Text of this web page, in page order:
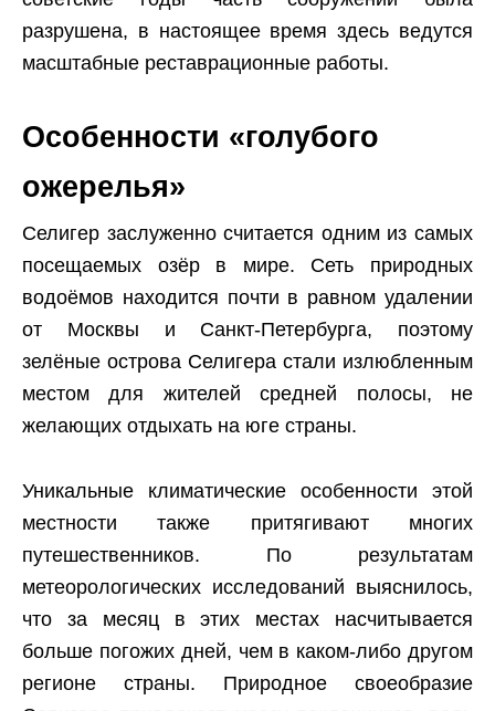
разрушена, в настоящее время здесь ведутся
масштабные реставрационные работы.
Особенности «голубого
ожерелья»
Селигер заслуженно считается одним из самых
посещаемых озёр в мире. Сеть природных
водоёмов находится почти в равном удалении
от Москвы и Санкт-Петербурга, поэтому
зелёные острова Селигера стали излюбленным
местом для жителей средней полосы, не
желающих отдыхать на юге страны.
Уникальные климатические особенности этой
местности также притягивают многих
путешественников. По результатам
метеорологических исследований выяснилось,
что за месяц в этих местах насчитывается
больше погожих дней, чем в каком-либо другом
регионе страны. Природное своеобразие